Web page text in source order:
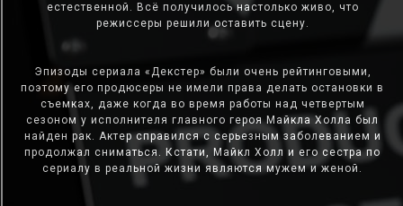
естественной. Всё получилось настолько живо, что
режиссеры решили оставить сцену.
Эпизоды сериала «Декстер» были очень рейтинговыми,
поэтому его продюсеры не имели права делать остановки в
съемках, даже когда во время работы над четвертым
сезоном у исполнителя главного героя Майкла Холла был
найден рак. Актер справился с серьезным заболеванием и
продолжал сниматься. Кстати, Майкл Холл и его сестра по
сериалу в реальной жизни являются мужем и женой.